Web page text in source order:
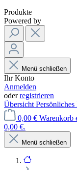
Produkte
Powered by
Menü schließen
Ihr Konto
Anmelden
oderregistrieren
Übersicht
0,00 € Warenkorb
0,00 €.
Menü schließen